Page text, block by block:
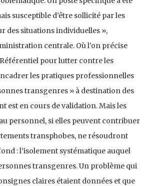
susceptible d’être sollicité par les
des situations individuelles »,
centrale. Où l’on précise
pour lutter contre les
les pratiques professionnelles
transgenres » à destination des
est en cours de validation. Mais les
personnel, si elles peuvent contribuer
transphobes, ne résoudront
: l’isolement systématique auquel
transgenres. Un problème qui
claires étaient données et que